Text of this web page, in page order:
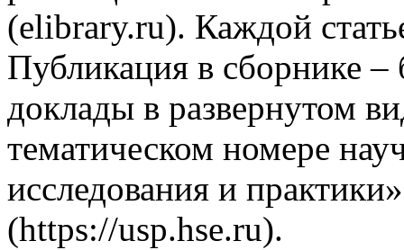
(elibrary.ru). Каждой
Публикация в сборнике –
доклады в развернутом
тематическом номере
исследования и
(https://usp.hse.ru).